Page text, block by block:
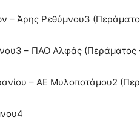
– Άρης Ρεθύμνου3
– ΠΑΟ Αλφάς (Περάματος
– ΑΕ Μυλοποτάμου2